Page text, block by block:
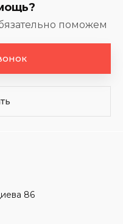
поможем
86